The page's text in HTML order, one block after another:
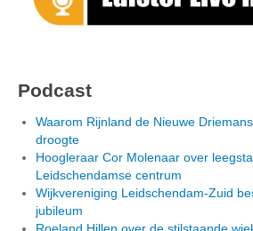
Podcast
Waarom Rijnland de Nieuwe
droogte
Hoogleraar Cor Molenaar over
Leidschendamse centrum
Wijkvereniging Leidschendam-Zuid
jubileum